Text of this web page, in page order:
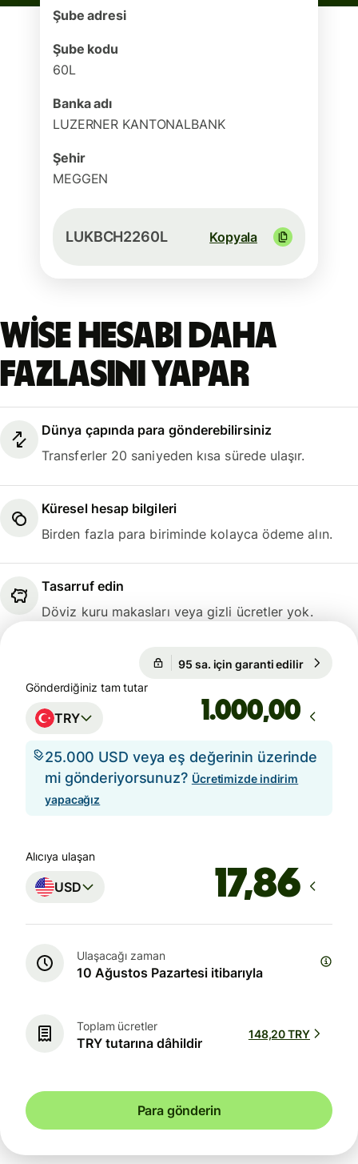
Şube adresi
Şube kodu
60L
Banka adı
LUZERNER KANTONALBANK
Şehir
MEGGEN
LUKBCH2260L Kopyala
Wise hesabı daha
fazlasını yapar
Dünya çapında para gönderebilirsiniz
Transferler 20 saniyeden kısa sürede ulaşır.
Küresel hesap bilgileri
Birden fazla para biriminde kolayca ödeme alın.
Tasarruf edin
Döviz kuru makasları veya gizli ücretler yok.
95 sa. için garanti edilir
Gönderdiğiniz tam tutar
TRY ,00
25.000 USD veya eş değerinin üzerinde
mi gönderiyorsunuz? Ücretimizde indirim
yapacağız
Alıcıya ulaşan
USD
Ulaşacağı zaman
10 Ağustos Pazartesi itibarıyla
Toplam ücretler
TRY tutarına dâhildir
148,20 TRY
Para gönderin